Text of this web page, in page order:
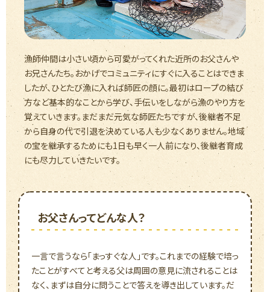
漁師仲間は小さい頃から可愛がってくれた近所のお父さんや
お兄さんたち。おかげでコミュニティにすぐに入ることはできま
したが、ひとたび漁に入れば師匠の顔に。最初はロープの結び
方など基本的なことから学び、手伝いをしながら漁のやり方を
覚えていきます。まだまだ元気な師匠たちですが、後継者不足
から自身の代で引退を決めている人も少なくありません。地域
の宝を継承するためにも1日も早く一人前になり、後継者育成
にも尽力していきたいです。
お父さんってどんな人？
一言で言うなら「まっすぐな人」です。これまでの経験で培っ
たことがすべてと考える父は周囲の意見に流されることは
なく、まずは自分に問うことで答えを導き出しています。だ